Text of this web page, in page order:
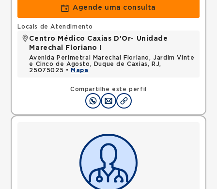
Agende uma consulta
Compartilhe este perfil
Locais de Atendimento
Centro Médico Caxias D'Or- Unidade
Marechal Floriano I
Avenida Perimetral Marechal Floriano, Jardim Vinte
e Cinco de Agosto, Duque de Caxias, RJ,
25075025 •
Mapa